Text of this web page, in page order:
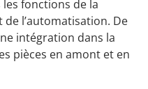
fonctions de la
de l’automatisation. De
intégration dans la
pièces en amont et en